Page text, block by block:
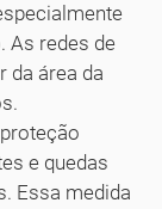
As redes de
da área da
e quedas
Essa medida